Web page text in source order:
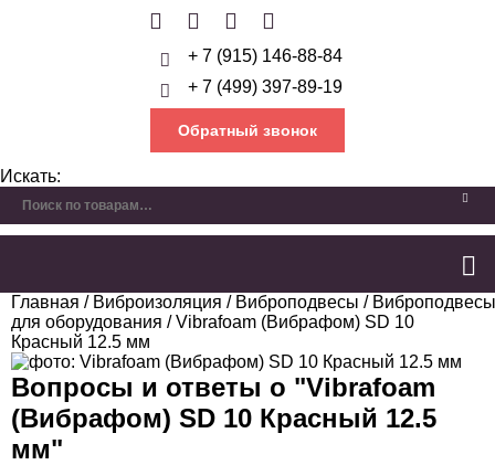
+ 7 (915) 146-88-84
+ 7 (499) 397-89-19
Обратный звонок
Искать:
Главная / Виброизоляция / Виброподвесы / Виброподвесы
для оборудования / Vibrafoam (Вибрафом) SD 10
Красный 12.5 мм
Вопросы и ответы о "Vibrafoam
(Вибрафом) SD 10 Красный 12.5
мм"